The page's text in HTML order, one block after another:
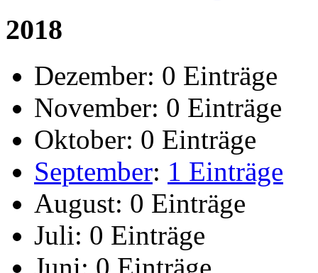
2018
Dezember: 0 Einträge
November: 0 Einträge
Oktober: 0 Einträge
September: 1 Einträge
August: 0 Einträge
Juli: 0 Einträge